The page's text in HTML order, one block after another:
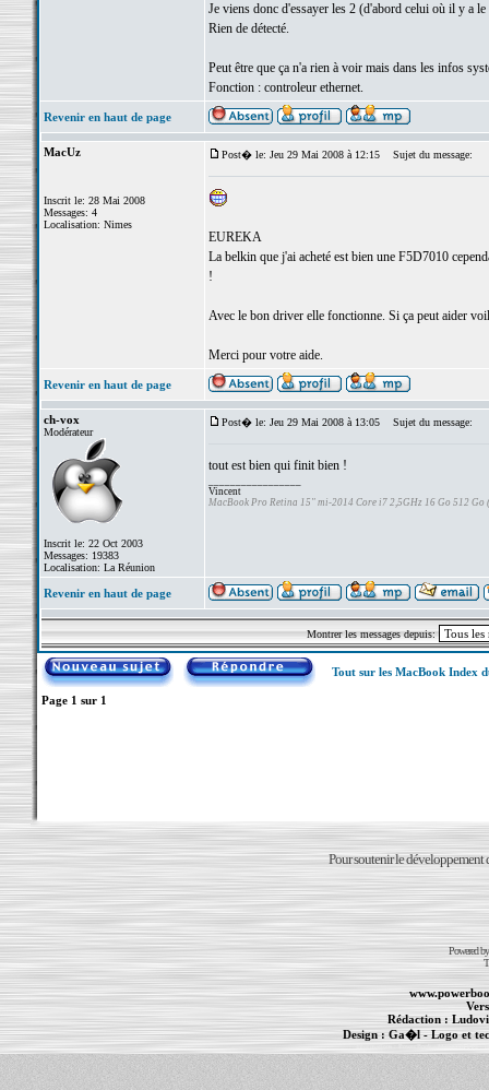
Je viens donc d'essayer les 2 (d'abord celui où il y a
Rien de détecté.
Peut être que ça n'a rien à voir mais dans les infos
Fonction : controleur ethernet.
Revenir en haut de page
MacUz
Inscrit le: 28 Mai 2008
Messages: 4
Localisation: Nimes
Post� le: Jeu 29 Mai 2008 à 12:15 Sujet du message:
EUREKA
La belkin que j'ai acheté est bien une F5D7010
!
Avec le bon driver elle fonctionne. Si ça peut aider
Merci pour votre aide.
Revenir en haut de page
ch-vox
Modérateur
Inscrit le: 22 Oct 2003
Messages: 19383
Localisation: La Réunion
Post� le: Jeu 29 Mai 2008 à 13:05 Sujet du message:
tout est bien qui finit bien !
Vincent
MacBook Pro Retina 15" mi-2014 Core i7 2,5GHz 16 Go 512 Go
Revenir en haut de page
Montrer les messages depuis:
Tout sur les MacBook Index
Page 1 sur 1
Pour soutenir le développement
Powered
Rédaction :
Design : Ga�l- Logo et